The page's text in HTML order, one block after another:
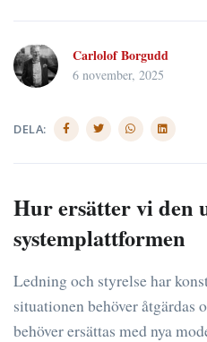
Carlolof Borgudd
6 november, 2025
DELA:
Hur ersätter vi den
systemplattformen
Ledning och styrelse har
situationen behöver åtgärdas
behöver ersättas med nya